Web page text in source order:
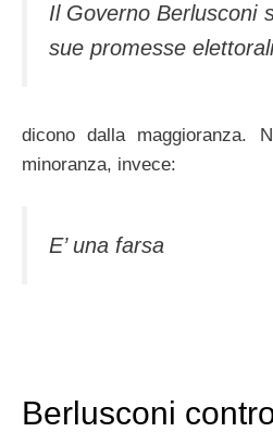
Il Governo Berlusconi
sue promesse elettorali
dicono dalla maggioranza.
minoranza, invece:
E’ una farsa
Berlusconi